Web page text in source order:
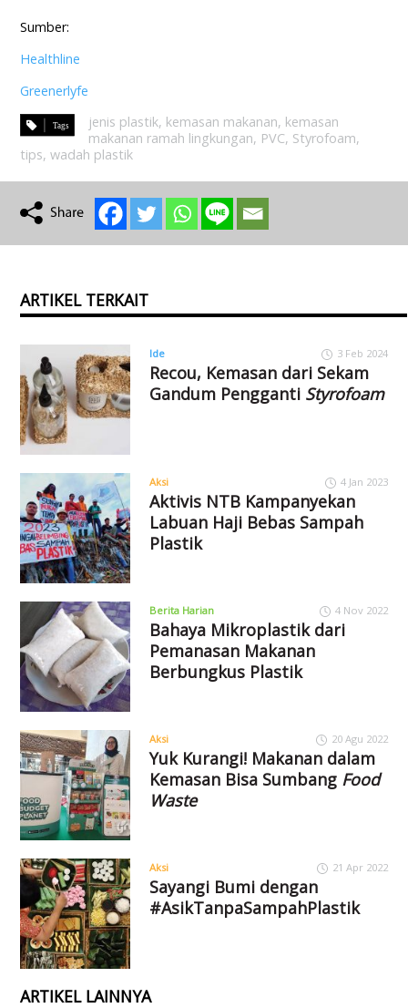
Sumber:
Healthline
Greenerlyfe
jenis plastik, kemasan makanan, kemasan
makanan ramah lingkungan, PVC, Styrofoam,
tips,wadah plastik
ARTIKEL TERKAIT
Ide 3 Feb 2024
Recou, Kemasan dari Sekam
Gandum Pengganti Styrofoam
Aksi 4 Jan 2023
Aktivis NTB Kampanyekan
Labuan Haji Bebas Sampah
Plastik
Berita Harian 4 Nov 2022
Bahaya Mikroplastik dari
Pemanasan Makanan
Berbungkus Plastik
Aksi 20 Agu 2022
Yuk Kurangi! Makanan dalam
Kemasan Bisa Sumbang Food
Waste
Aksi 21 Apr 2022
Sayangi Bumi dengan
#AsikTanpaSampahPlastik
ARTIKEL LAINNYA